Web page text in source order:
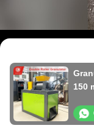
150